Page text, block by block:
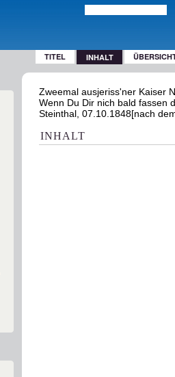
TITEL INHALT
Zweemal ausjeriss'ner Kaiser
Wenn Du Dir nich bald fassen
Steinthal, 07.10.1848[nach
INHALT